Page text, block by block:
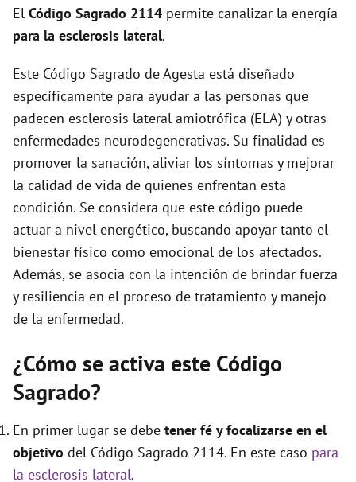
i
e
o
El Código Sagrado 2114 permite canalizar la energía
para la esclerosis lateral.
Este Código Sagrado de Agesta está diseñado
específicamente para ayudar a las personas que
padecen esclerosis lateral amiotrófica (ELA) y otras
enfermedades neurodegenerativas. Su finalidad es
promover la sanación, aliviar los síntomas y mejorar
la calidad de vida de quienes enfrentan esta
condición. Se considera que este código puede
actuar a nivel energético, buscando apoyar tanto el
bienestar físico como emocional de los afectados.
Además, se asocia con la intención de brindar fuerza
y resiliencia en el proceso de tratamiento y manejo
de la enfermedad.
¿Cómo se activa este Código
Sagrado?
En primer lugar se debe tener fé y focalizarse en el
objetivo del Código Sagrado 2114. En este caso para
la esclerosis lateral.